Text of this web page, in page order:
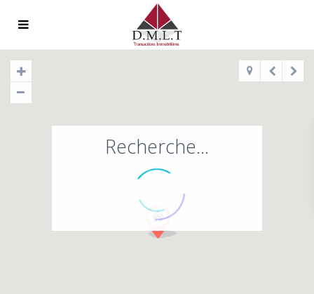
Recherche...